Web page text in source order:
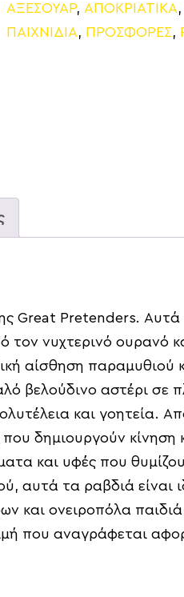
ΑΞΕΣΟΥΑΡ, ΑΠΟΚΡΙΑΤΙΚΑ,
ΠΑΙΧΝΙΔΙΑ, ΠΡΟΣΦΟΡΕΣ,
Great Pretenders. Αυτά
τον νυχτερινό ουρανό
αίσθηση παραμυθιού
βελούδινο αστέρι σε
και γοητεία.
που δημιουργούν κίνηση
και υφές που
αυτά τα ραβδιά είναι
και ονειροπόλα
που αναγράφεται